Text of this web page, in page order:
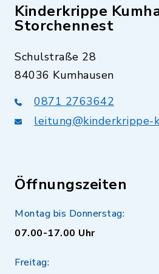
Kinderkrippe
Storchennest
Schulstraße 28
84036 Kumhausen
0871 2763642
leitung@kinderkrippe-
Öffnungszeiten
Montag bis Donnerstag:
07.00-17.00 Uhr
Freitag: